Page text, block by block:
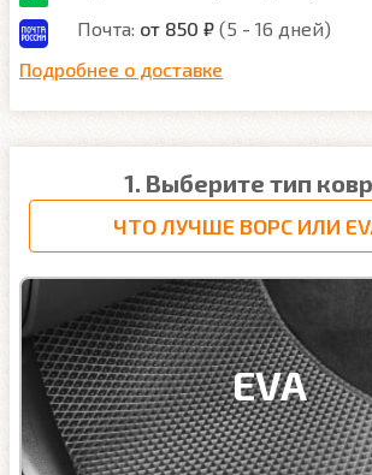
Почта: от 850 ₽ (5 - 16 дней)
Подробнее о доставке
1. Выберите тип
ЧТО ЛУЧШЕ ВОРС ИЛИ
EVA